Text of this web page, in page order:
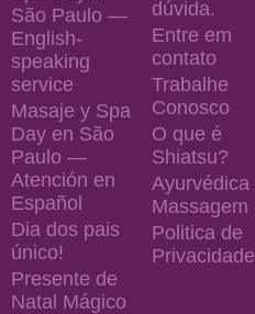
São Paulo —
English-
speaking
service
Masaje y Spa
Day en São
Paulo —
Atención en
Español
Dia dos pais
único!
Presente de
Natal Mágico
dúvida.
Entre em
contato
Trabalhe
Conosco
O que é
Shiatsu?
Ayurvédica
Massagem
Politica de
Privacidade